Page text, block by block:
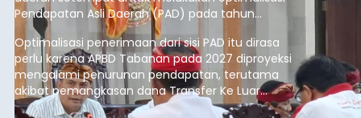
Pendapatan Asli Daerah (PAD) pada tahun
anggaran 2027.
Optimalisasi penerimaan dari sisi PAD itu dirasa
perlu karena APBD Tabanan pada 2027 diproyeksi
mengalami penurunan pendapatan, terutama
akibat pemangkasan dana Transfer Ke Luar
Daerah (TKD) dari pemerintah pusat.